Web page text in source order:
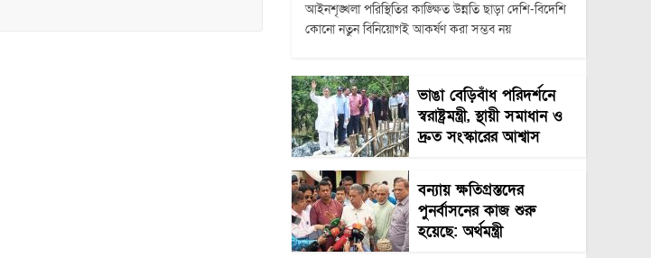
আইনশৃঙ্খলা পরিস্থিতির কাঙ্ক্ষিত উন্নতি ছাড়া দেশি-বিদেশি
কোনো নতুন বিনিয়োগই আকর্ষণ করা সম্ভব নয়
ভাঙা বেড়িবাঁধ পরিদর্শনে
স্বরাষ্ট্রমন্ত্রী, স্থায়ী সমাধান ও
দ্রুত সংস্কারের আশ্বাস
বন্যায় ক্ষতিগ্রস্তদের
পুনর্বাসনের কাজ শুরু
হয়েছে: অর্থমন্ত্রী